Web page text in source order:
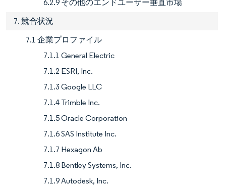
6.2.9 その他のエンドユーザー垂直市場
7. 競合状況
7.1 企業プロファイル
7.1.1 General Electric
7.1.2 ESRI, Inc.
7.1.3 Google LLC
7.1.4 Trimble Inc.
7.1.5 Oracle Corporation
7.1.6 SAS Institute Inc.
7.1.7 Hexagon Ab
7.1.8 Bentley Systems, Inc.
7.1.9 Autodesk, Inc.